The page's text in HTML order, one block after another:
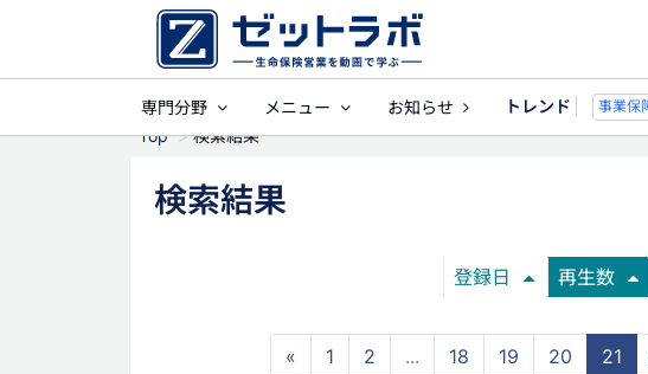
専門分野 メニュー お知らせ トレンド
事業保障 就業不能 死亡保険金
Top
検索結果
検索結果
登録日 再生数
« 1 2 ... 18 19 20 21